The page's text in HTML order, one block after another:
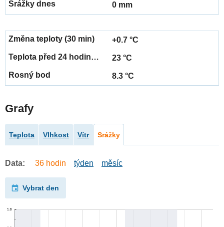
0 mm
+0.7 °C
23 °C
8.3 °C
Grafy
Teplota Vlhkost Vítr Srážky
Data: 36 hodin týden měsíc
Vybrat den